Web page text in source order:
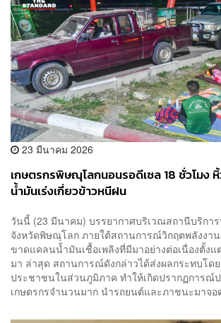
23 มีนาคม 2026
เกษตรกรพิษณุโลกนอนรอดีเซล 18 ชั่วโมง
น้ำมันเร่งเกี่ยวข้าวหนีฝน
วันนี้ (23 มีนาคม) บรรยากาศบริเวณสถานีบริกา
จังหวัดพิษณุโลก ภายใต้สถานการณ์วิกฤตพลังงา
ขาดแคลนน้ำมันเชื้อเพลิงที่มีมาอย่างต่อเนื่องตั้ง
มา ล่าสุด สถานการณ์ดังกล่าวได้ส่งผลกระทบโด
ประชาชนในส่วนภูมิภาค ทำให้เกิดปรากฏการณ์
เกษตรกรจำนวนมาก นำรถยนต์และภาชนะมาจอ